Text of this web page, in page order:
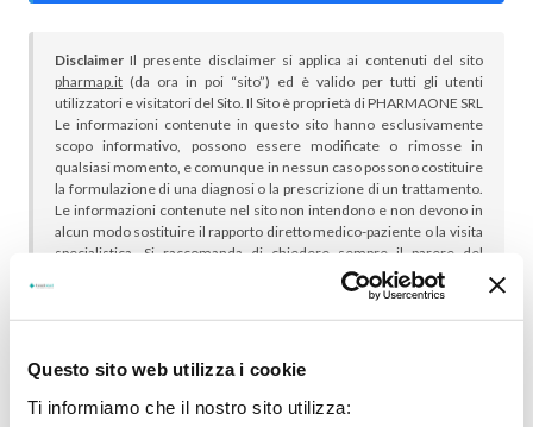
Questo sito web utilizza i cookie
Ti informiamo che il nostro sito utilizza:
Disclaimer Il presente disclaimer si applica ai contenuti del sito
pharmap.it (da ora in poi “sito”) ed è valido per tutti gli utenti
utilizzatori e visitatori del Sito. Il Sito è proprietà di PHARMAONE SRL
Le informazioni contenute in questo sito hanno esclusivamente
scopo informativo, possono essere modificate o rimosse in
qualsiasi momento, e comunque in nessun caso possono costituire
la formulazione di una diagnosi o la prescrizione di un trattamento.
Le informazioni contenute nel sito non intendono e non devono in
alcun modo sostituire il rapporto diretto medico-paziente o la visita
specialistica. Si raccomanda di chiedere sempre il parere del
proprio medico curante e/o di specialisti riguardo qualsiasi
indicazione riportata. Se si hanno dubbi o quesiti sull’uso di un
medicinale è necessario consultare il proprio medico.